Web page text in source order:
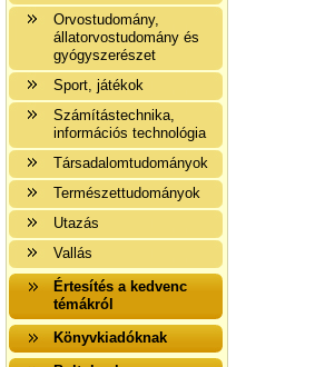
Orvostudomány,
állatorvostudomány és
gyógyszerészet
Sport, játékok
Számítástechnika,
információs technológia
Társadalomtudományok
Természettudományok
Utazás
Vallás
Értesítés a kedvenc
témákról
Könyvkiadóknak